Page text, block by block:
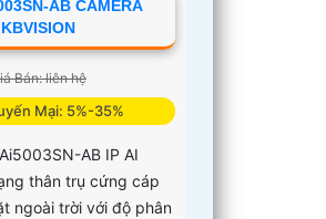
AB CAMERA
KBVISION
Bán: liên hệ
Mại: 5%-35%
AB IP AI
thân trụ cứng cáp
ngoài trời với độ phân